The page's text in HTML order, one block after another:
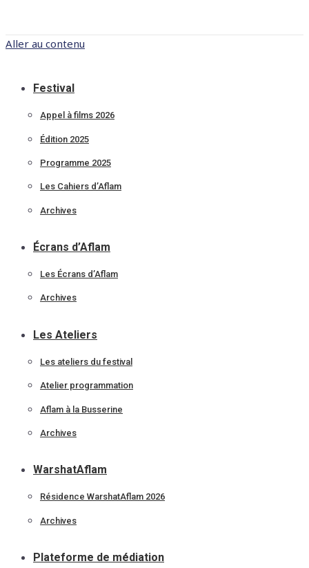
Aller au contenu
Festival
Appel à films 2026
Édition 2025
Programme 2025
Les Cahiers d’Aflam
Archives
Écrans d’Aflam
Les Écrans d’Aflam
Archives
Les Ateliers
Les ateliers du festival
Atelier programmation
Aflam à la Busserine
Archives
WarshatAflam
Résidence WarshatAflam 2026
Archives
Plateforme de médiation